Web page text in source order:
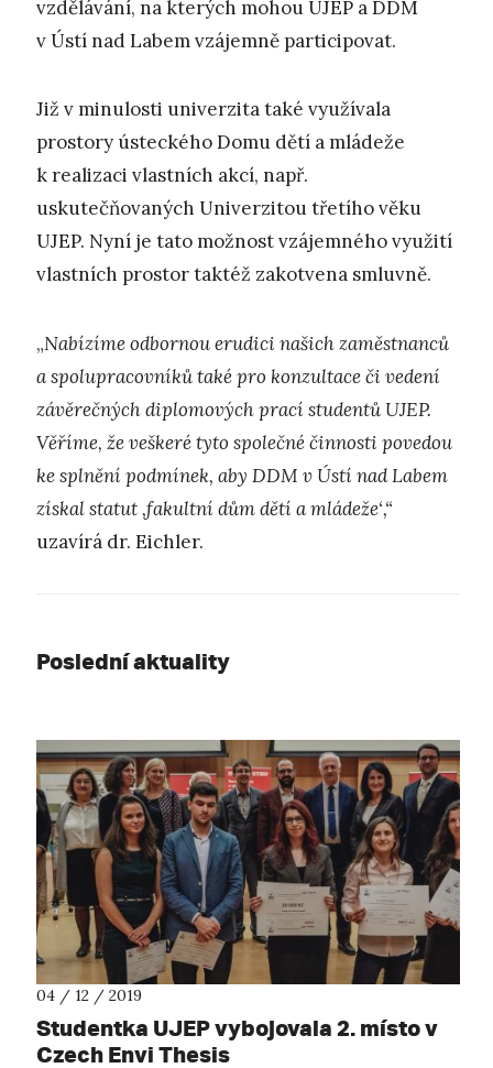
vzdělávání, na kterých mohou UJEP a DDM
v Ústí nad Labem vzájemně participovat.
Již v minulosti univerzita také využívala
prostory ústeckého Domu dětí a mládeže
k realizaci vlastních akcí, např.
uskutečňovaných Univerzitou třetího věku
UJEP. Nyní je tato možnost vzájemného využití
vlastních prostor taktéž zakotvena smluvně.
„Nabízíme odbornou erudici našichzaměstnanců
a spolupracovníků také pro konzultace či vedení
závěrečných diplomových prací studentů UJEP.
Věříme, že veškeré tyto společné činnosti povedou
ke splnění podmínek, aby DDM v Ústí nad Labem
získal statut‚fakultní dům dětí a mládeže‘,“
uzavírá dr. Eichler.
Poslední aktuality
04 / 12 / 2019
Studentka UJEP vybojovala 2. místo v
Czech Envi Thesis